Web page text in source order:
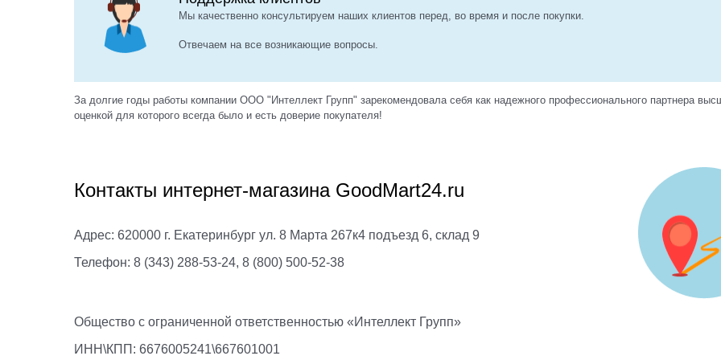
Мы качественно консультируем наших клиентов перед, во время и после покупки.
Отвечаем на все возникающие вопросы.
За долгие годы работы компании ООО "Интеллект Групп" зарекомендовала себя как надежного профессионального партнера
оценкой для которого всегда было и есть доверие покупателя!
Контакты интернет-магазина GoodMart24.ru
Адрес: 620000 г. Екатеринбург ул. 8 Марта 267к4 подъезд 6, склад 9
Телефон: 8 (343) 288-53-24, 8 (800) 500-52-38
Общество с ограниченной ответственностью «Интеллект Групп»
ИНН\КПП: 6676005241\667601001